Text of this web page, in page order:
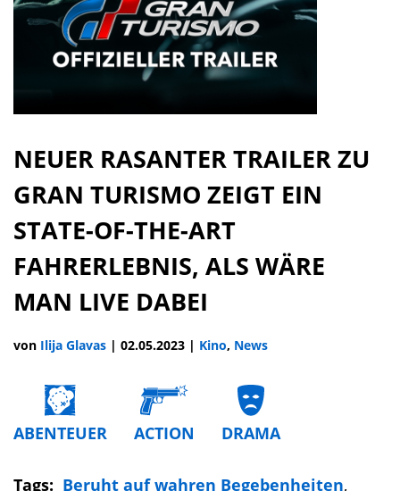
NEUER RASANTER TRAILER ZU
GRAN TURISMO ZEIGT EIN
STATE-OF-THE-ART
FAHRERLEBNIS, ALS WÄRE
MAN LIVE DABEI
von Ilija Glavas | 02.05.2023 | Kino, News
ABENTEUER ACTION DRAMA
Tags: Beruht auf wahren Begebenheiten,